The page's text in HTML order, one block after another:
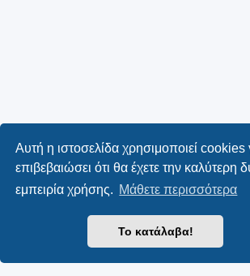
Αυτή η ιστοσελίδα χρησιμοποιεί cookies
επιβεβαιώσει ότι θα έχετε την καλύτερη
εμπειρία χρήσης. Μάθετε περισσότερα
Το κατάλαβα!